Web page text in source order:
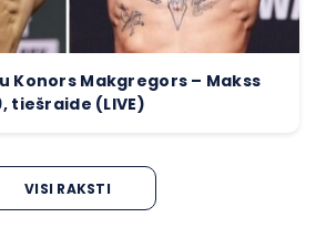
Konors Makgregors – Makss
tiešraide (LIVE)
VISI RAKSTI